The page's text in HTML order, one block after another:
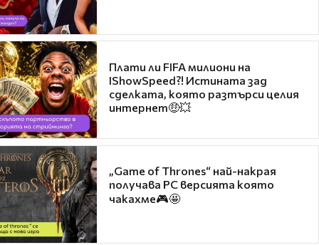
Плати ли FIFA милиони на
IShowSpeed?! Истината зад
сделката, която разтърси целия
интернет🤑💥
„Game of Thrones“ най-накрая
получава PC версията която
чакахме🎮🤩